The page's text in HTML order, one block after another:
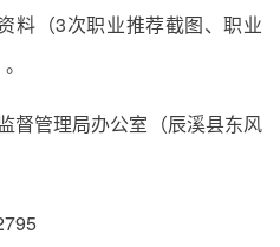
料（3次职业推荐截图、职业
督管理局办公室（辰溪县东风